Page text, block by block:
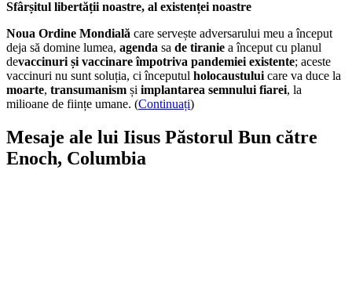
Sfârșitul libertății noastre, al existenței noastre
Noua Ordine Mondială care servește adversarului meu a început
deja să domine lumea, agenda sa de tiranie a început cu planul
devaccinuri și vaccinare împotriva pandemiei existente; aceste
vaccinuri nu sunt soluția, ci începutul holocaustului care va duce la
moarte, transumanism și implantarea semnului fiarei, la
milioane de ființe umane. (Continuați)
Mesaje ale lui Iisus Păstorul Bun către
Enoch, Columbia